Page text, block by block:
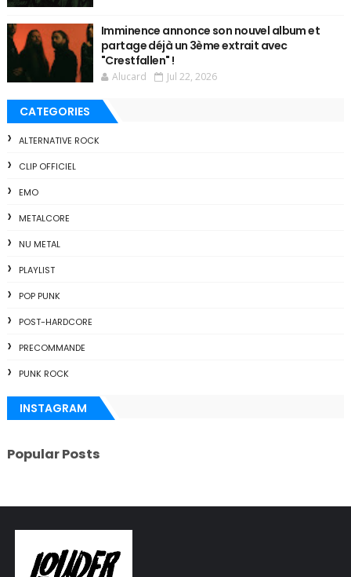
Imminence annonce son nouvel album et
partage déjà un 3ème extrait avec
"Crestfallen" !
Alucard Jul 22, 2026
CATEGORIES
ALTERNATIVE ROCK
CLIP OFFICIEL
EMO
METALCORE
NU METAL
PLAYLIST
POP PUNK
POST-HARDCORE
PRECOMMANDE
PUNK ROCK
INSTAGRAM
Popular Posts